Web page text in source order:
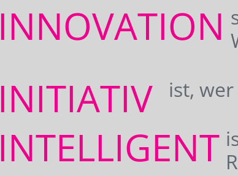
INNOVATION
INITIATIV ist,
INTELLIGENT